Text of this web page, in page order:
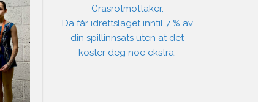
Grasrotmottaker.
Da får idrettslaget inntil 7 % av
din spillinnsats uten at det
koster deg noe ekstra.